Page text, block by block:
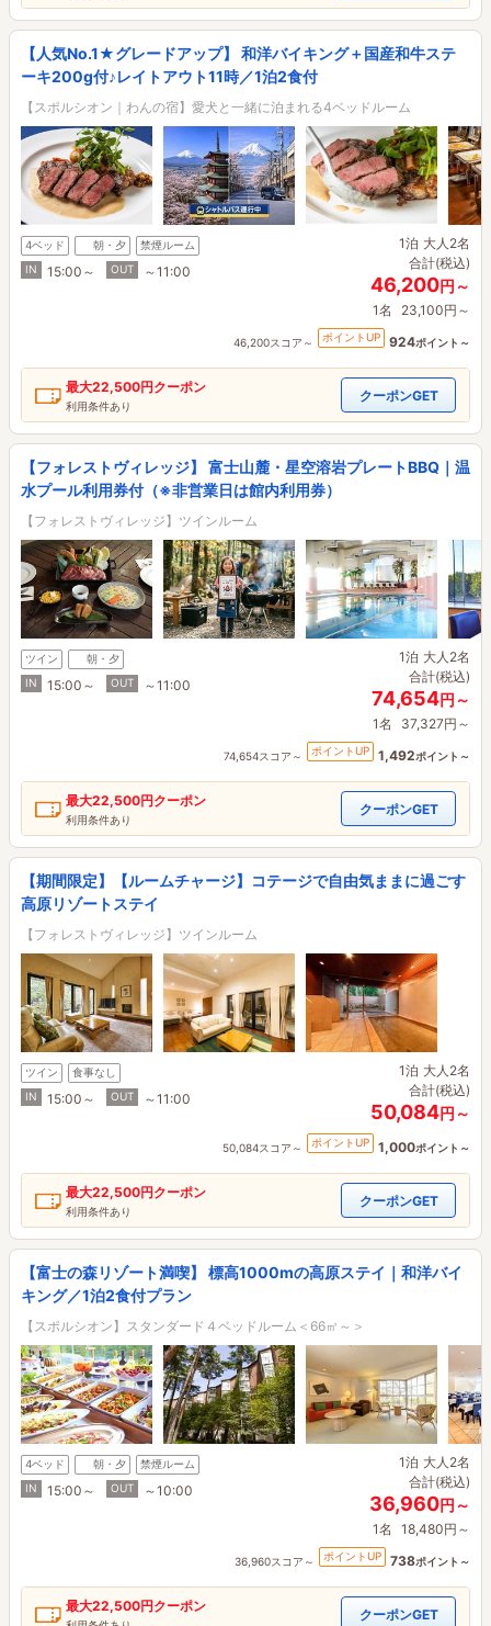
【人気No.1★グレードアップ】 和洋バイキング＋国産和牛ステ
ーキ200g付♪レイトアウト11時／1泊2食付
【スポルシオン｜わんの宿】愛犬と一緒に泊まれる4ベッドルーム
4ベッド 朝・夕
禁煙ルーム
IN
15:00～ OUT ～11:00
1泊 大人2名
合計(税込)
46,200円～
1名 23,100円～
46,200スコア～ ポイントUP 924ポイント～
最大22,500円クーポン
利用条件あり
クーポンGET
【フォレストヴィレッジ】 富士山麓・星空溶岩プレートBBQ｜温
水プール利用券付（※非営業日は館内利用券）
【フォレストヴィレッジ】ツインルーム
ツイン
朝・夕
IN
15:00～ OUT ～11:00
1泊 大人2名
合計(税込)
74,654円～
1名 37,327円～
74,654スコア～ ポイントUP 1,492ポイント～
最大22,500円クーポン
利用条件あり
クーポンGET
【期間限定】【ルームチャージ】コテージで自由気ままに過ごす
高原リゾートステイ
【フォレストヴィレッジ】ツインルーム
ツイン
食事なし
IN
15:00～ OUT ～11:00
1泊 大人2名
合計(税込)
50,084円～
50,084スコア～ ポイントUP 1,000ポイント～
最大22,500円クーポン
利用条件あり
クーポンGET
【富士の森リゾート満喫】 標高1000mの高原ステイ｜和洋バイ
キング／1泊2食付プラン
【スポルシオン】スタンダード４ベッドルーム＜66㎡～＞
4ベッド 朝・夕
禁煙ルーム
IN
15:00～ OUT ～10:00
1泊 大人2名
合計(税込)
36,960円～
1名 18,480円～
36,960スコア～ ポイントUP 738ポイント～
最大22,500円クーポン
クーポンGET